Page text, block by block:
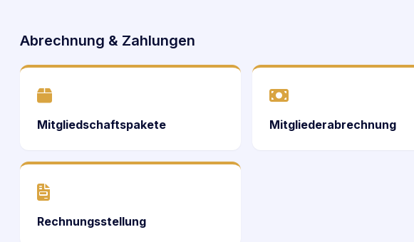
Abrechnung & Zahlungen
Mitgliedschaftspakete Mitgliederabrechnung
Rechnungsstellung